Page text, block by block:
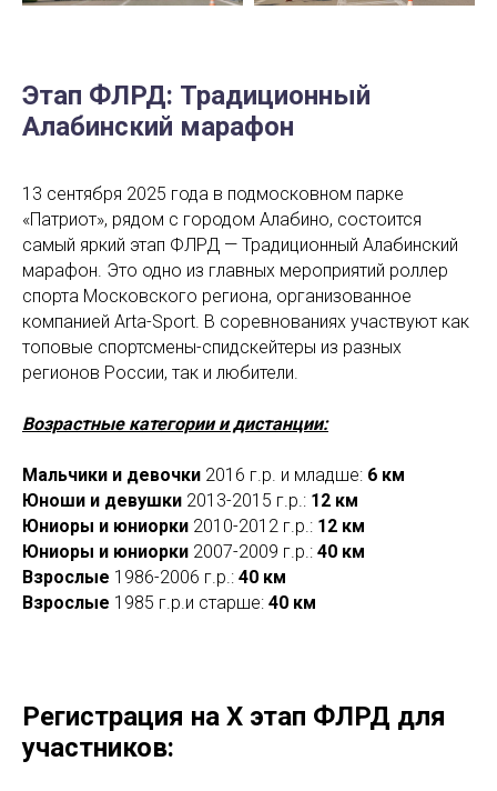
Этап ФЛРД: Традиционный
Алабинский марафон
13 сентября 2025 года в подмосковном парке
«Патриот», рядом с городом Алабино, состоится
самый яркий этап ФЛРД — Традиционный Алабинский
марафон. Это одно из главных мероприятий роллер
спорта Московского региона, организованное
компанией Arta-Sport. В соревнованиях участвуют как
топовые спортсмены-спидскейтеры из разных
регионов России, так и любители.
Возрастные категории и дистанции:
Мальчики и девочки 2016 г.р. и младше: 6 км
Юноши и девушки 2013-2015 г.р.: 12 км
Юниоры и юниорки 2010-2012 г.р.: 12 км
Юниоры и юниорки 2007-2009 г.р.: 40 км
Взрослые 1986-2006 г.р.: 40 км
Взрослые 1985 г.р.и старше: 40 км
Регистрация на Х этап ФЛРД для
участников: